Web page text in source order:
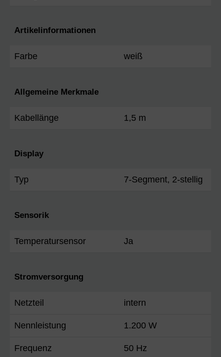
Artikelinformationen
Farbe weiß
Allgemeine Merkmale
Kabellänge 1,5 m
Display
Typ 7-Segment, 2-stellig
Sensorik
Temperatursensor Ja
Stromversorgung
Netzteil intern
Nennleistung 1.200 W
Frequenz 50 Hz